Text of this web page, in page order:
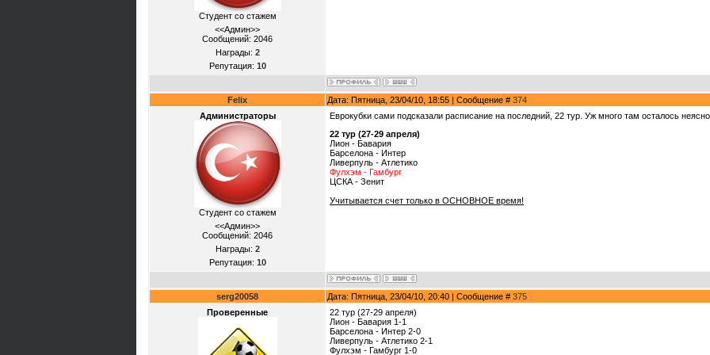
Студент со стажем
<<Админ>>
Сообщений: 2046
Награды: 2
Репутация: 10
Felix Дата: Пятница, 23/04/10, 18:55 | Сообщение # 374
Администраторы
Студент со стажем
<<Админ>>
Сообщений: 2046
Награды: 2
Репутация: 10
Еврокубки сами подсказали расписание на последний, 22 тур. Уж много там осталось
22 тур (27-29 апреля)
Лион - Бавария
Барселона - Интер
Ливерпуль - Атлетико
Фулхэм - Гамбург
ЦСКА - Зенит
Учитывается счет только в ОСНОВНОЕ время!
serg20058 Дата: Пятница, 23/04/10, 20:40 | Сообщение # 375
Проверенные
22 тур (27-29 апреля)
Лион - Бавария 1-1
Барселона - Интер 2-0
Ливерпуль - Атлетико 2-1
Фулхэм - Гамбург 1-0